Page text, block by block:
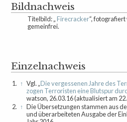
Bildnachweis
Titelbild: „Firecracker“, fotografiert
gemeinfrei.
Einzelnachweis
1. ↑ Vgl. „Die vergessenen Jahre des
zogen Terroristen eine Blutspur
watson, 26.03.16 (aktualisiertam
2. ↑ Die Übersetzungen stammen aus
und überarbeiteten Ausgabe der